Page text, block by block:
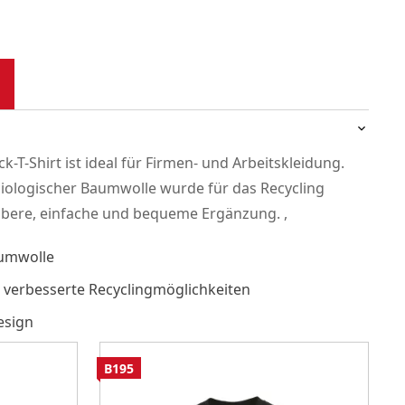
T-Shirt ist ideal für Firmen- und Arbeitskleidung.
Baumwolle wurde für das Recycling
einfache und bequeme Ergänzung. ,
Recyclingmöglichkeiten
B195